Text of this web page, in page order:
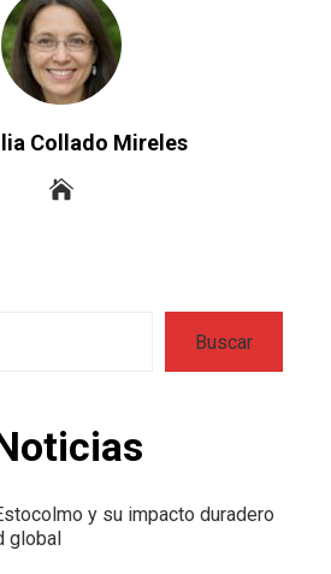
Collado Mireles
Buscar
y su impacto duradero
global